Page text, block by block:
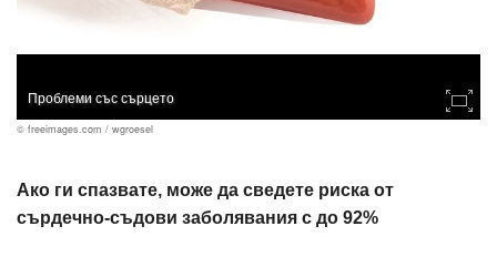
Проблеми със сърцето
© freeimages.com / wgroesel
Ако ги спазвате, може да сведете риска от
сърдечно-съдови заболявания с до 92%